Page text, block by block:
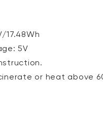
5V
or heat above